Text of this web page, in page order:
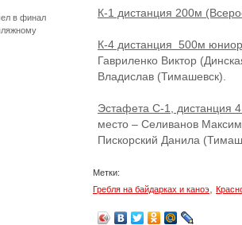
в финал
К-1 дистанция 200м
К-4 дистанция 500м
Гавриленко Виктор
Владислав (Тимашевск).
Эстафета С-1, дистанция
место – Селиванов
Пискорский Данила
Метки:
Гребля на байдарках и каноэ